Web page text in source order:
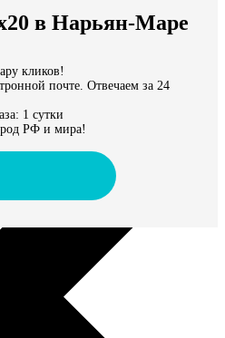
в Нарьян-Маре
кликов!
почте. Отвечаем за 24
1 сутки
РФ и мира!